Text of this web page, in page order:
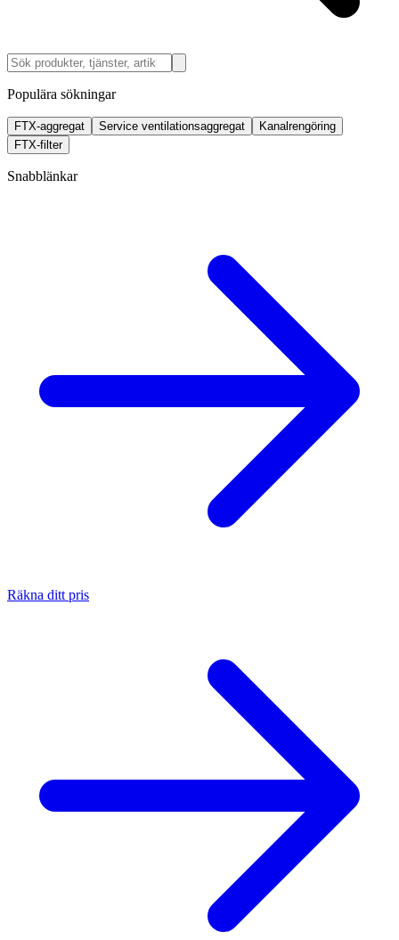
Populära sökningar
FTX-aggregat Service ventilationsaggregat
Kanalrengöring
FTX-filter
Snabblänkar
Räkna ditt pris